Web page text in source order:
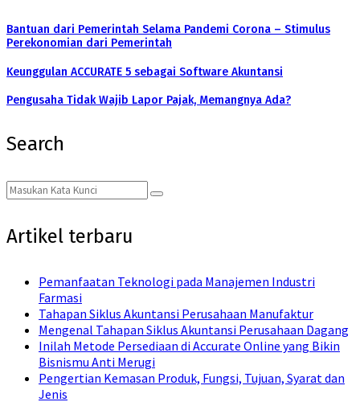
Bantuan dari Pemerintah Selama Pandemi Corona – Stimulus
Perekonomian dari Pemerintah
Keunggulan ACCURATE 5 sebagai Software Akuntansi
Pengusaha Tidak Wajib Lapor Pajak, Memangnya Ada?
Search
Search
for:
Search
Artikel terbaru
Pemanfaatan Teknologi pada Manajemen Industri
Farmasi
Tahapan Siklus Akuntansi Perusahaan Manufaktur
Mengenal Tahapan Siklus Akuntansi Perusahaan Dagang
Inilah Metode Persediaan di Accurate Online yang Bikin
Bisnismu Anti Merugi
Pengertian Kemasan Produk, Fungsi, Tujuan, Syarat dan
Jenis